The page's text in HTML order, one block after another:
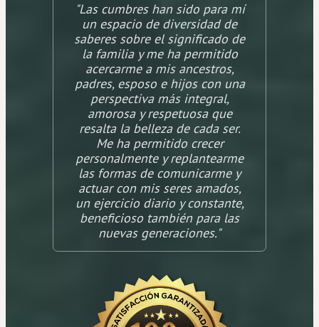
"Las cumbres han sido para mí
un espacio de diversidad de
saberes sobre el significado de
la familia y me ha permitido
acercarme a mis ancestros,
padres, esposo e hijos con una
perspectiva más integral,
amorosa y respetuosa que
resalta la belleza de cada ser.
Me ha permitido crecer
personalmente y replantearme
las formas de comunicarme y
actuar con mis seres amados,
un ejercicio diario y constante,
beneficioso también para las
nuevas generaciones."